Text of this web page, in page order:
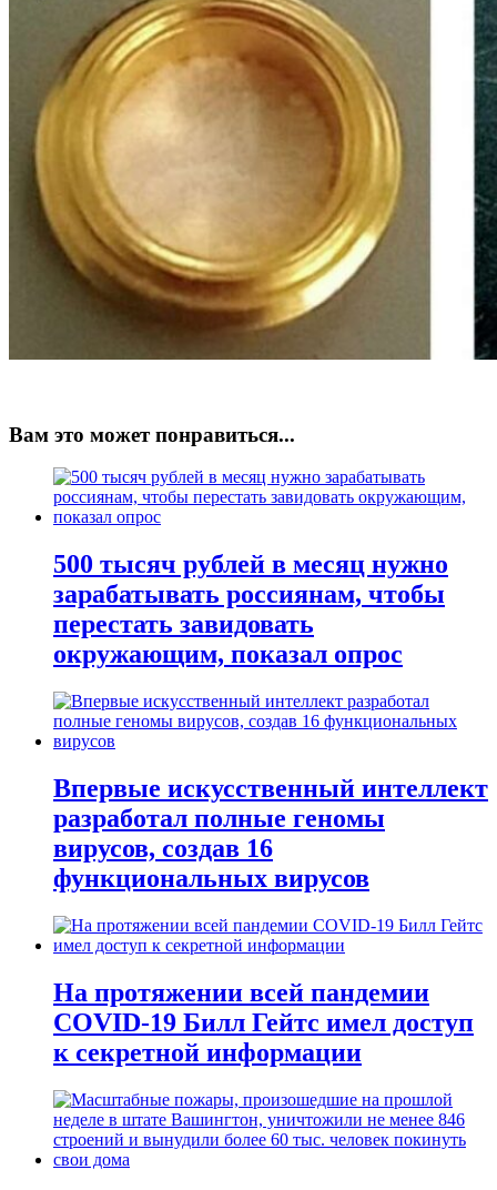
Вам это может понравиться...
500 тысяч рублей в месяц нужно
зарабатывать россиянам, чтобы
перестать завидовать
окружающим, показал опрос
Впервые искусственный интеллект
разработал полные геномы
вирусов, создав 16
функциональных вирусов
На протяжении всей пандемии
COVID-19 Билл Гейтс имел доступ
к секретной информации